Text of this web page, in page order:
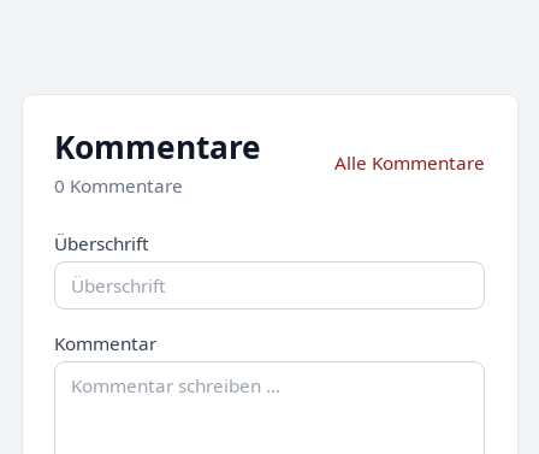
Kommentare
0 Kommentare
Alle Kommentare
Überschrift
Kommentar